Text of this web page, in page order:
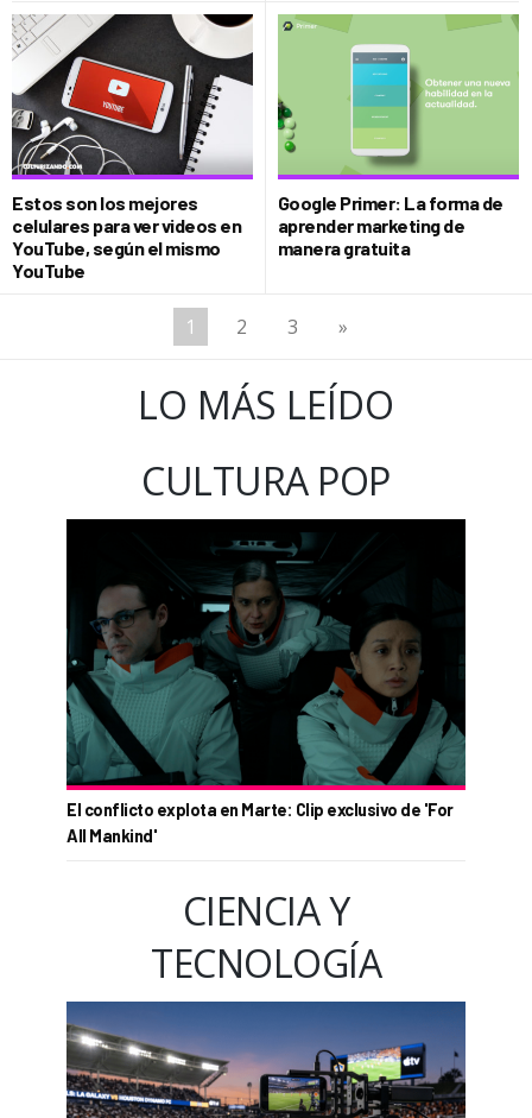
Estos son los mejores
celulares para ver videos en
YouTube, según el mismo
YouTube
Google Primer: La forma de
aprender marketing de
manera gratuita
1 2 3 »
LO MÁS LEÍDO
CULTURA POP
El conflicto explota en Marte: Clip exclusivo de 'For
All Mankind'
CIENCIA Y
TECNOLOGÍA